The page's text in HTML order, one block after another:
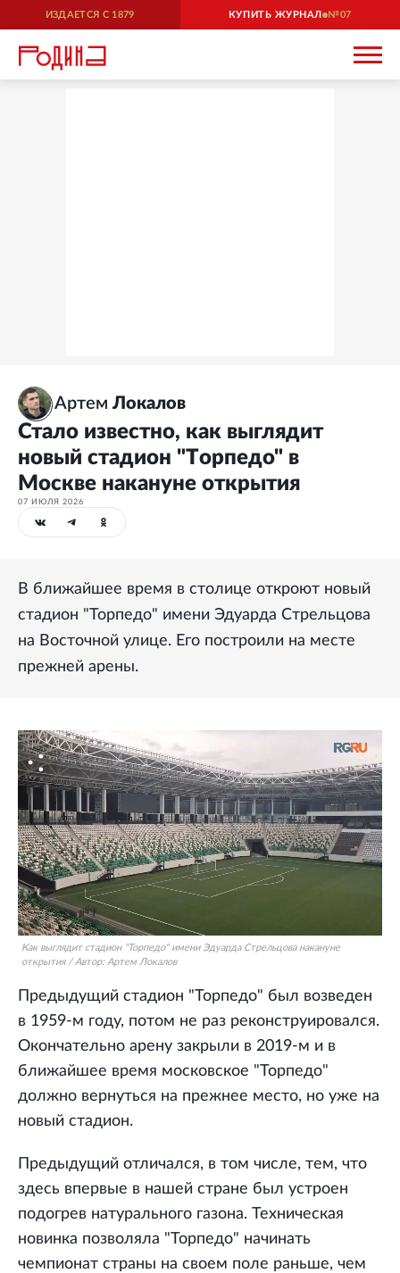
ИЗДАЕТСЯ С 1879 КУПИТЬ ЖУРНАЛ 07
Артем Локалов
Стало известно, как выглядит
новый стадион "Торпедо" в
Москве накануне открытия
07 ИЮЛЯ 2026
В ближайшее время в столице откроют новый
стадион "Торпедо" имени Эдуарда Стрельцова
на Восточной улице. Его построили на месте
прежней арены.
Как выглядит стадион "Торпедо" имени Эдуарда Стрельцова накануне
открытия/Автор: Артем Локалов
Предыдущий стадион "Торпедо" был возведен
в 1959-м году, потом не раз реконструировался.
Окончательно арену закрыли в 2019-м и в
ближайшее время московское "Торпедо"
должно вернуться на прежнее место, но уже на
новый стадион.
Предыдущий отличался, в том числе, тем, что
здесь впервые в нашей стране был устроен
подогрев натурального газона. Техническая
новинка позволяла "Торпедо" начинать
чемпионат страны на своем поле раньше, чем